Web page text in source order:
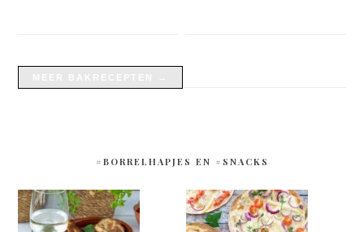
#BORRELHAPJES EN #SNACKS